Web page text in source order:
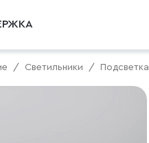
Светильники Подсветка